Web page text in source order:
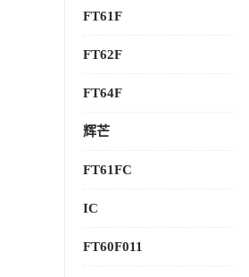
FT61F
FT62F
FT64F
辉芒
FT61FC
IC
FT60F011